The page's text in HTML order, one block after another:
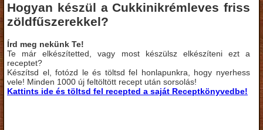
Hogyan készül a Cukkinikrémleves friss
zöldfűszerekkel?
Írd meg nekünk Te!
Te már elkészítetted, vagy most készülsz elkészíteni ezt a
receptet?
Készítsd el, fotózd le és töltsd fel honlapunkra, hogy nyerhess
vele! Minden 1000 új feltöltött recept után sorsolás!
Kattints ide és töltsd fel recepted a saját Receptkönyvedbe!